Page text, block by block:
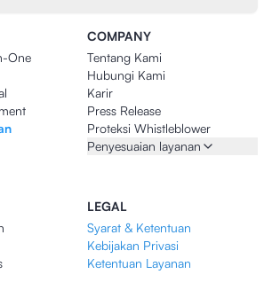
One
COMPANY
Tentang Kami
Hubungi Kami
Karir
Press Release
Proteksi Whistleblower
Penyesuaian layanan
LEGAL
Syarat & Ketentuan
Kebijakan Privasi
Ketentuan Layanan